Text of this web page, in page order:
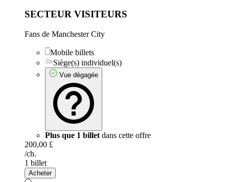
SECTEUR VISITEURS
Fans de Manchester City
Mobile billets
Siège(s) individuel(s)
Vue dégagée
Plus que 1 billet dans cette offre
200,00 £
/ch.
1 billet
Acheter